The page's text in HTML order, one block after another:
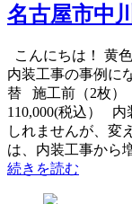
名古屋市中
こんにちは！ 黄
内装工事の事例に
替 施工前（2枚）
110,000(税込） 内
しれませんが、変
は、内装工事から
続きを読む